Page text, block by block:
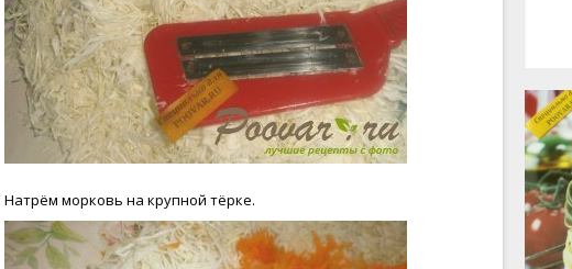
Натрём морковь на крупной тёрке.